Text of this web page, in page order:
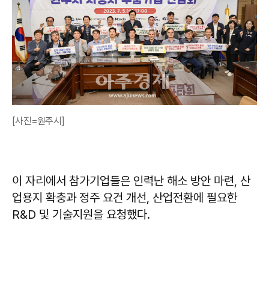
[사진=원주시]
이 자리에서 참가기업들은 인력난 해소 방안 마련, 산
업용지 확충과 정주 요건 개선, 산업전환에 필요한
R&D 및 기술지원을 요청했다.